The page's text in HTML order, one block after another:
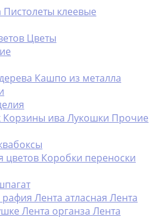
Пистолеты клеевые
Цветы
Кашпо из металла
Корзины ива Лукошки Прочие
цветов Коробки переноски
рафия Лента атласная Лента
Лента органза Лента